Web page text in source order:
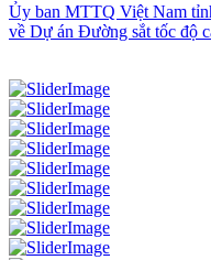
Ủy ban MTTQ Việt Nam
về Dự án Đường sắt tốc độ